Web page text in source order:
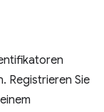
Registrieren Sie